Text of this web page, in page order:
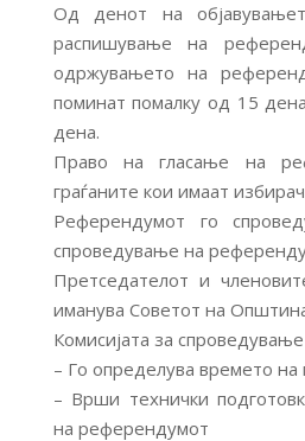
Од денот на
распишување на
одржувањето на
поминат помалку од 15
дена.
Право на гласање на
граѓаните кои имаат
Референдумот го
спроведување на
Претседателот и
иманува Советот на
Комисијата за
– Го определува времето на
– Врши технички
на референдумот